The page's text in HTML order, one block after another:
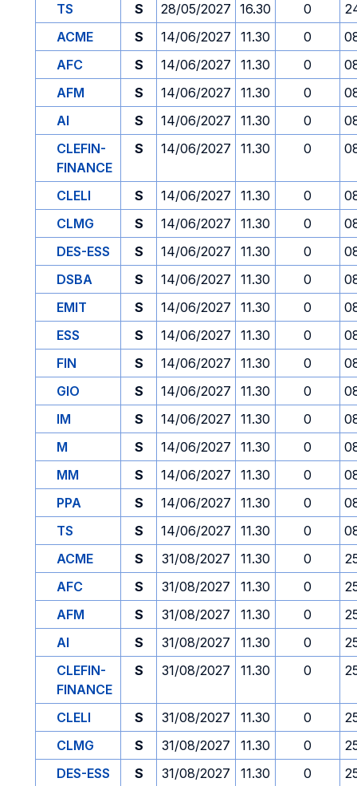
TS
S 28/05/2027 16.30 0
ACME
S 14/06/2027 11.30 0
AFC
S 14/06/2027 11.30 0
AFM
S 14/06/2027 11.30 0
AI
S 14/06/2027 11.30 0
CLEFIN-
FINANCE
S 14/06/2027 11.30 0
CLELI S 14/06/2027 11.30 0
CLMG
S 14/06/2027 11.30 0
DES-ESS
S 14/06/2027 11.30 0
DSBA
S 14/06/2027 11.30 0
EMIT
S 14/06/2027 11.30 0
ESS
S 14/06/2027 11.30 0
FIN
S 14/06/2027 11.30 0
GIO
S 14/06/2027 11.30 0
IM
S 14/06/2027 11.30 0
M
S 14/06/2027 11.30 0
MM
S 14/06/2027 11.30 0
PPA
S 14/06/2027 11.30 0
TS
S 14/06/2027 11.30 0
ACME
S 31/08/2027 11.30 0
AFC
S 31/08/2027 11.30 0
AFM
S 31/08/2027 11.30 0
AI
S 31/08/2027 11.30 0
CLEFIN-
FINANCE
S 31/08/2027 11.30 0
CLELI S 31/08/2027 11.30 0
CLMG
S 31/08/2027 11.30 0
DES-ESS
S 31/08/2027 11.30 0